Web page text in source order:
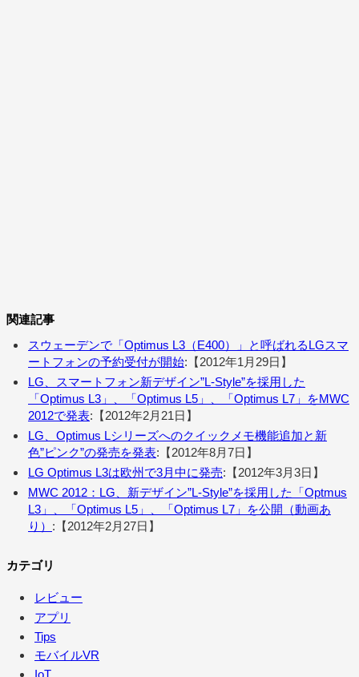
関連記事
スウェーデンで「Optimus L3（E400）」と呼ばれるLGスマ
ートフォンの予約受付が開始:【2012年1月29日】
LG、スマートフォン新デザイン”L-Style”を採用した
「Optimus L3」、「Optimus L5」、「Optimus L7」をMWC
2012で発表:【2012年2月21日】
LG、Optimus Lシリーズへのクイックメモ機能追加と新
色”ピンク”の発売を発表:【2012年8月7日】
LG Optimus L3は欧州で3月中に発売:【2012年3月3日】
MWC 2012：LG、新デザイン”L-Style”を採用した「Optmus
L3」、「Optimus L5」、「Optimus L7」を公開（動画あ
り） :【2012年2月27日】
カテゴリ
レビュー
アプリ
Tips
モバイルVR
IoT